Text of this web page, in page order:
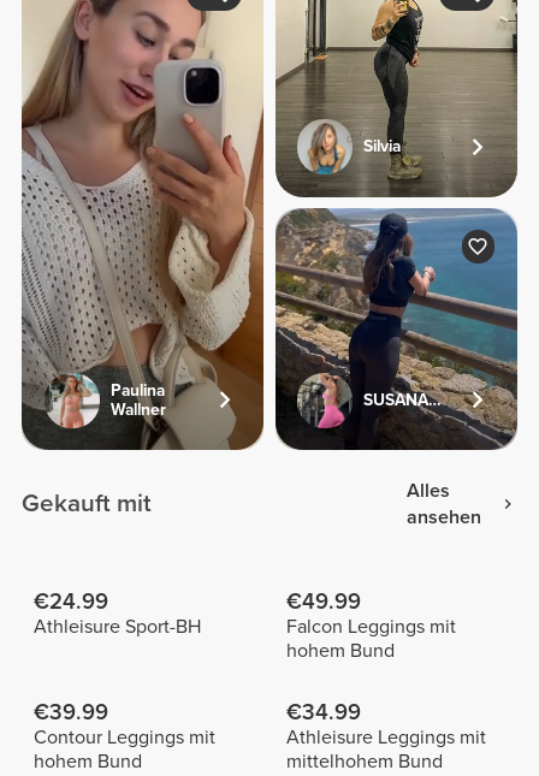
Paulina
Wallner
Silvia
SUSANA.FV
Gekauft mit
Alles
ansehen
€24.99
Athleisure Sport-BH
€49.99
Falcon Leggings mit
hohem Bund
€39.99
Contour Leggings mit
hohem Bund
€34.99
Athleisure Leggings mit
mittelhohem Bund